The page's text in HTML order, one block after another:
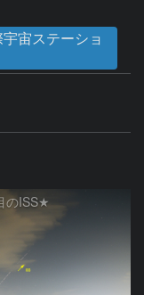
宙ステーショ
のISS★